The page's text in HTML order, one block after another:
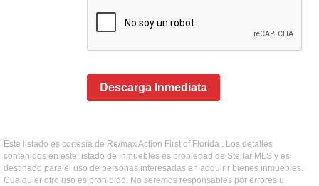
Descarga Inmediata
Este listado es cortesía de Re/max Action First of Florida . Los detalles
contenidos en este listado de inmuebles es propiedad de Stellar MLS y es
destinado para el uso de personas interesadas en adquirir bienes inmuebles.
Cualquier otro uso es prohibido. No seremos responsables por errores u